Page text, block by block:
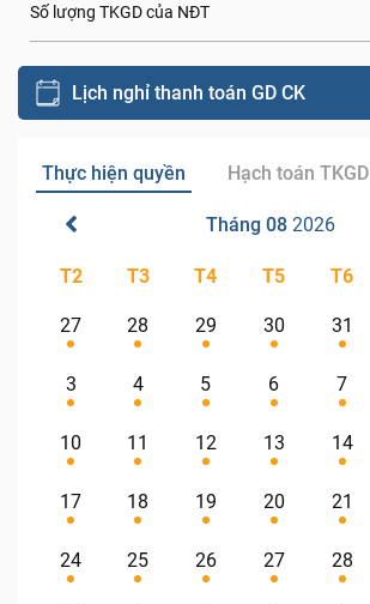
Số lượng TKGD của NĐT
Lịch nghỉ thanh toán GD CK
Thực hiện quyền Hạch toán TKGD
Tháng 08 2026
T2 T3 T4 T5 T6
27 28 29 30 31
3 4 5 6 7
10 11 12 13 14
17 18 19 20 21
24 25 26 27 28